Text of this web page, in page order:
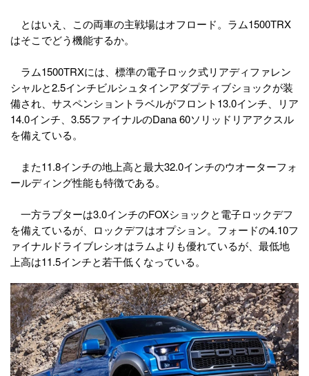
とはいえ、この両車の主戦場はオフロード。ラム1500TRX
はそこでどう機能するか。
ラム1500TRXには、標準の電子ロック式リアディファレン
シャルと2.5インチビルシュタインアダプティブショックが装
備され、サスペンショントラベルがフロント13.0インチ、リア
14.0インチ、3.55ファイナルのDana 60ソリッドリアアクスル
を備えている。
また11.8インチの地上高と最大32.0インチのウオーターフォ
ールディング性能も特徴である。
一方ラプターは3.0インチのFOXショックと電子ロックデフ
を備えているが、ロックデフはオプション。フォードの4.10フ
ァイナルドライブレシオはラムよりも優れているが、最低地
上高は11.5インチと若干低くなっている。